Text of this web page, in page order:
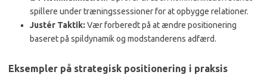
spillere under træningssessioner for at opbygge relationer.
Justér Taktik: Vær forberedt på at ændre positionering
baseret på spildynamik og modstanderens adfærd.
Eksempler på strategisk positionering i praksis